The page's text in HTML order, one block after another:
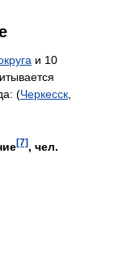
и 10
(Черкесск
Население